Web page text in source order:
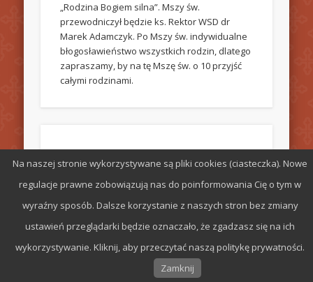
„Rodzina Bogiem silna”. Mszy św.
przewodniczył będzie ks. Rektor WSD dr
Marek Adamczyk. Po Mszy św. indywidualne
błogosławieństwo wszystkich rodzin, dlatego
zapraszamy, by na tę Mszę św. o 10 przyjść
całymi rodzinami.
Rekolekcje adwentowe 19-21.12.2025.
ZAPRASZAMY
W piątek 19.12. rozpoczynamy rekolekcje
było miejsca, nie było czasu” przeprowadzi
ks. Wojciech Pawłowski, wikariusz w par.
Chrystusa Dobrego Pasterza, który w
Wielkim Poście miał u nas rekolekcje dla
Na naszej stronie wykorzystywane są pliki cookies (ciasteczka). Nowe
regulacje prawne zobowiązują nas do poinformowania Cię o tym w
wyraźny sposób. Dalsze korzystanie z naszych stron bez zmiany
ustawień przeglądarki będzie oznaczało, że zgadzasz się na ich
wykorzystywanie. Kliknij, aby przeczytać naszą politykę prywatności.
Zamknij